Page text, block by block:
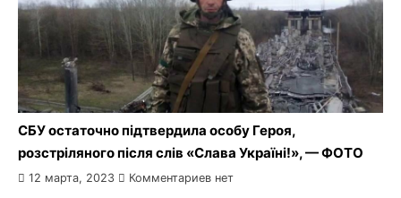
CБУ остаточно підтвердила особу Героя,
розстріляного після слів «Слава Україні!», — ФОТО
12 марта, 2023 Комментариев нет